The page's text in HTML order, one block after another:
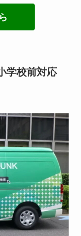
学校前対応